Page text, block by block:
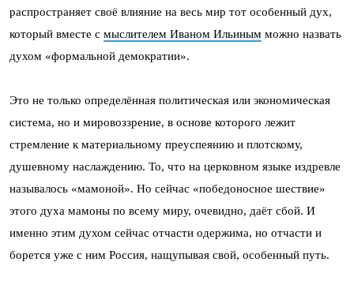
распространяет своё влияние на весь мир тот особенный дух,
который вместе с мыслителем Иваном Ильиным можно назвать
духом «формальной демократии».
Это не только определённая политическая или экономическая
система, но и мировоззрение, в основе которого лежит
стремление к материальному преуспеянию и плотскому,
душевному наслаждению. То, что на церковном языке издревле
называлось «мамоной». Но сейчас «победоносное шествие»
этого духа мамоны по всему миру, очевидно, даёт сбой. И
именно этим духом сейчас отчасти одержима, но отчасти и
борется уже с ним Россия, нащупывая свой, особенный путь.